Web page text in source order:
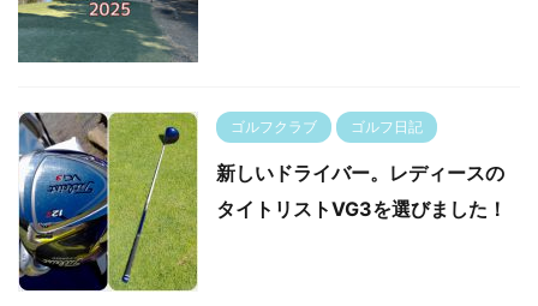
ゴルフクラブ ゴルフ日記
新しいドライバー。レディースの
タイトリストVG3を選びました！